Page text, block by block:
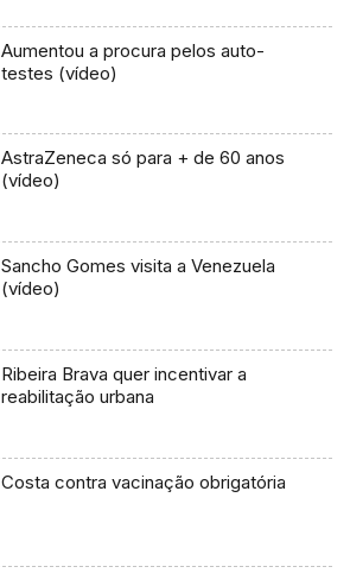
Aumentou a procura pelos auto-
testes (vídeo)
AstraZeneca só para + de 60 anos
(vídeo)
Sancho Gomes visita a Venezuela
(vídeo)
Ribeira Brava quer incentivar a
reabilitação urbana
Costa contra vacinação obrigatória